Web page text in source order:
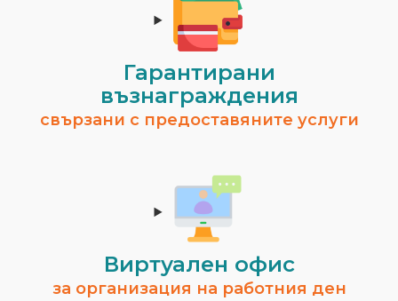
Гарантирани
възнаграждения
свързани с предоставяните услуги
Виртуален офис
за организация на работния ден